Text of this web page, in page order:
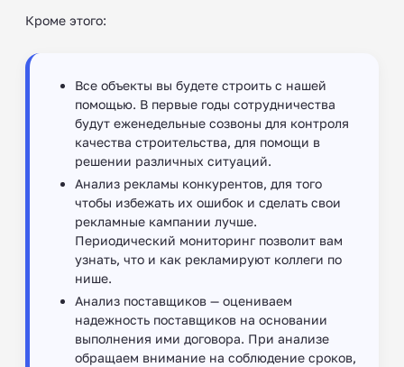
Кроме этого:
Все объекты вы будете строить с нашей
помощью. В первые годы сотрудничества
будут еженедельные созвоны для контроля
качества строительства, для помощи в
решении различных ситуаций.
Анализ рекламы конкурентов, для того
чтобы избежать их ошибок и сделать свои
рекламные кампании лучше.
Периодический мониторинг позволит вам
узнать, что и как рекламируют коллеги по
нише.
Анализ поставщиков — оцениваем
надежность поставщиков на основании
выполнения ими договора. При анализе
обращаем внимание на соблюдение сроков,